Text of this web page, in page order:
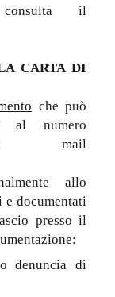
il
CARTA DI
che può
al numero
allo
documentati
presso il
denuncia di